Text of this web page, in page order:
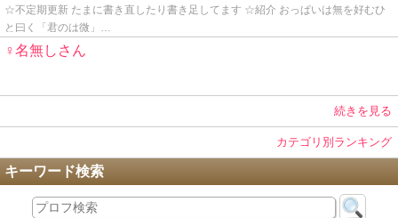
☆不定期更新 たまに書き直したり書き足してます ☆紹介 おっぱいは無を好むひ
と曰く「君のは微」…
♀名無しさん
続きを見る
カテゴリ別ランキング
キーワード検索